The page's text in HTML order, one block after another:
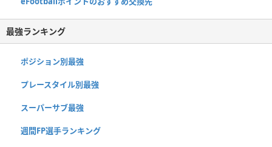
最強ランキング
ポジション別最強
プレースタイル別最強
スーパーサブ最強
週間FP選手ランキング